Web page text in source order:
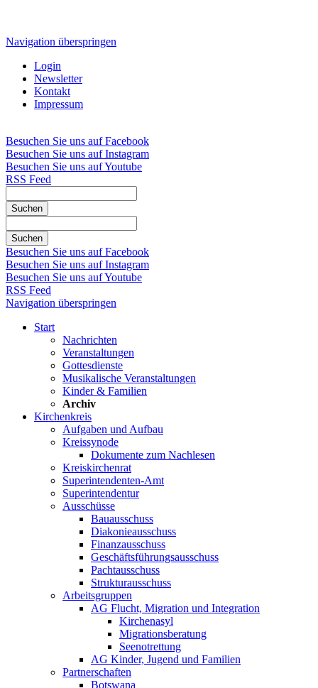
Navigation überspringen
Login
Newsletter
Kontakt
Impressum
Besuchen Sie uns auf Facebook
Besuchen Sie uns auf Instagram
Besuchen Sie uns auf Youtube
RSS Feed
Suchen
Suchen
Besuchen Sie uns auf Facebook
Besuchen Sie uns auf Instagram
Besuchen Sie uns auf Youtube
RSS Feed
Navigation überspringen
Start
Nachrichten
Veranstaltungen
Gottesdienste
Musikalische Veranstaltungen
Kinder & Familien
Archiv
Kirchenkreis
Aufgaben und Aufbau
Kreissynode
Dokumente zum Nachlesen
Kreiskirchenrat
Superintendenten-Amt
Superintendentur
Ausschüsse
Bauausschuss
Diakonieausschuss
Finanzausschuss
Geschäftsführungsausschuss
Pachtausschuss
Strukturausschuss
Arbeitsgruppen
AG Flucht, Migration und Integration
Kirchenasyl
Migrationsberatung
Seenotrettung
AG Kinder, Jugend und Familien
Partnerschaften
Botswana